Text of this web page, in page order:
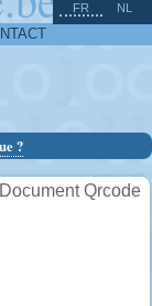
FR NL
?
^